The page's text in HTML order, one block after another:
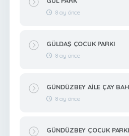
8 ay önce
GÜLDAŞ ÇOCUK PARKI
8 ay önce
GÜNDÜZBEY AİLE ÇAY
8 ay önce
GÜNDÜZBEY ÇOCUK PARKI